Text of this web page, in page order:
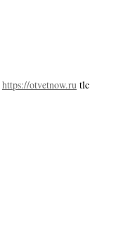
https://otvetnow.ru tlc